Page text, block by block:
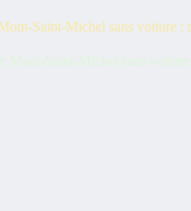
Saint-Michel sans voiture :
Saint-Michel sans voiture